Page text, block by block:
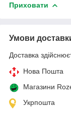
Приховати
Умови
Доставка
Нова Пошта
Магазини
Укрпошта